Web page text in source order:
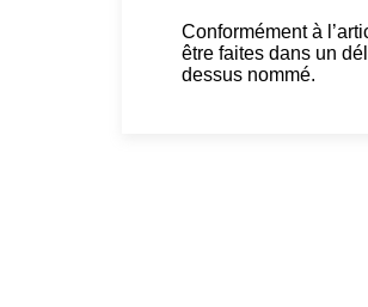
Conformément à
être faites dans un
dessus nommé.